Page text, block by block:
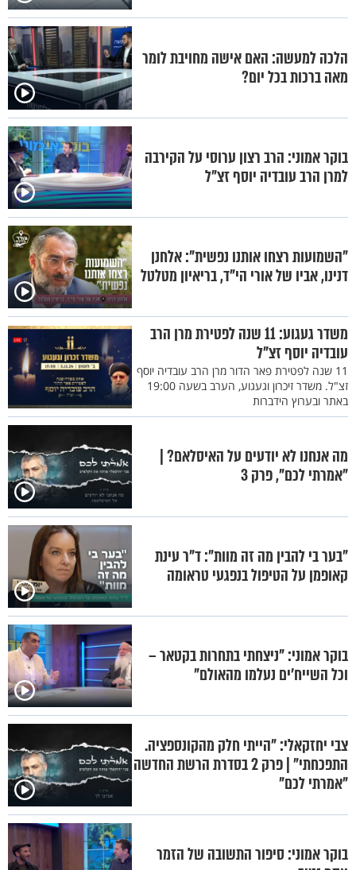
הלכה למעשה: האם אישה מחויבת לומר
מאה ברכות בכל יום?
בוקר אמוני: הרב רצון ערוסי על הקירבה
למרן הרב עובדיה יוסף זצ"ל
"השמועות רצחו אותנו נפשית": אלחנן
דנינו, אביו של אורי הי"ד, בריאיון מטלטל
משדר געגוע: 11 שנה לפטירת מרן הרב
עובדיה יוסף זצ"ל
11 שנה לפטירת פאר הדור מרן הרב עובדיה יוסף
זצ"ל. משדר זיכרון וגעגוע, הערב בשעה 19:00
באתר ובערוץ הידברות
מה אנחנו לא יודעים על האיסלאם? |
"אמרתי לכם", פרק 3
"בער בי להבין מה זה מוות": ד"ר עינת
קאופמן על הטיפול בנפגעי טראומה
בוקר אמוני: "ניצחתי בתחרות בקטאר –
וכל השייח'ים נעלמו מהאולם"
צבי יחזקאלי: "הייתי חלק מהקונספציה.
התפכחתי" | פרק 2 בסדרת הרשת החדשה
"אמרתי לכם"
בוקר אמוני: סיפור התשובה של הזמר